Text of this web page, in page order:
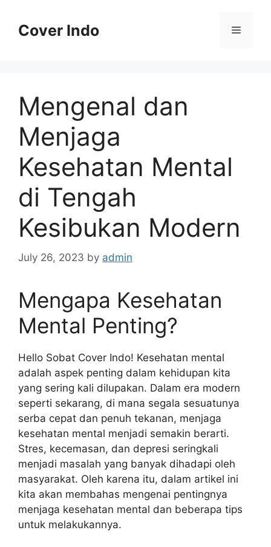
contentCover Indo Menu
Mengenal dan
Menjaga
Kesehatan Mental
di Tengah
Kesibukan Modern
July 26, 2023 by admin
Mengapa Kesehatan
Mental Penting?
Hello Sobat Cover Indo! Kesehatan mental
adalah aspek penting dalam kehidupan kita
yang sering kali dilupakan. Dalam era modern
seperti sekarang, di mana segala sesuatunya
serba cepat dan penuh tekanan, menjaga
kesehatan mental menjadi semakin berarti.
Stres, kecemasan, dan depresi seringkali
menjadi masalah yang banyak dihadapi oleh
masyarakat. Oleh karena itu, dalam artikel ini
kita akan membahas mengenai pentingnya
menjaga kesehatan mental dan beberapa tips
untuk melakukannya.